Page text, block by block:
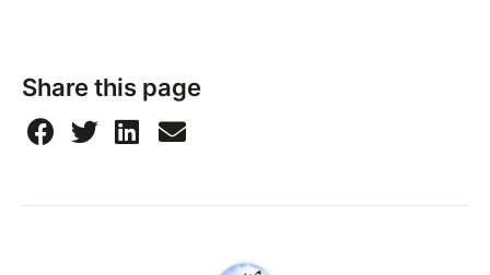
Share this page